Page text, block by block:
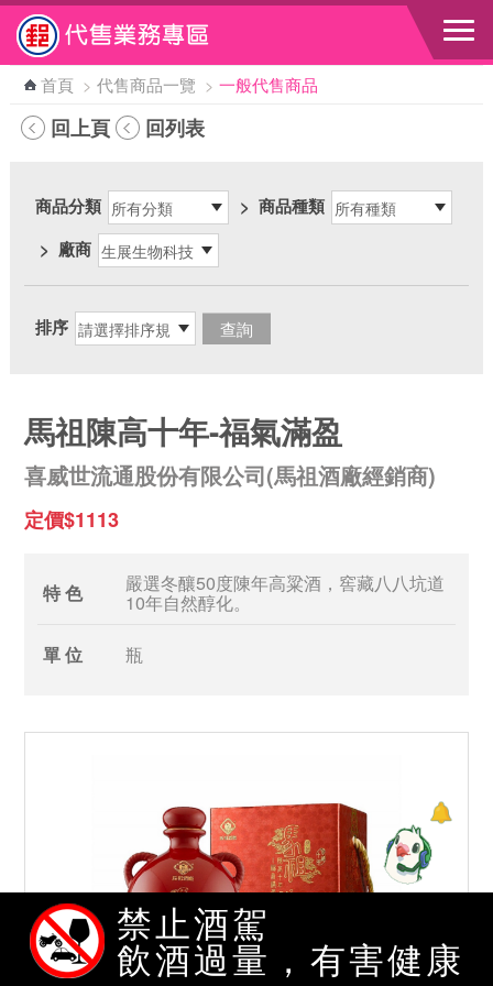
跳到主要內容區塊
首頁 > 代售商品一覽 > 一般代售商品
回上頁 回列表
商品分類 > 商品種類
> 廠商
排序
馬祖陳高十年-福氣滿盈
喜威世流通股份有限公司(馬祖酒廠經銷商)
定價$1113
特 色 嚴選冬釀50度陳年高粱酒，窖藏八八坑道
10年自然醇化。
單 位 瓶
禁止酒駕
飲酒過量，有害健康